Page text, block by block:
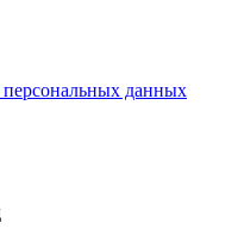
данных